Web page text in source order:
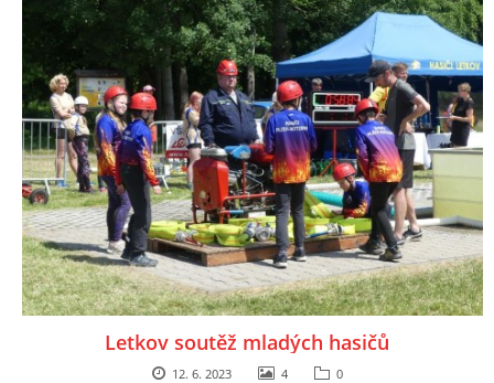
Letkov soutěž mladých hasičů
12. 6. 2023 4 0